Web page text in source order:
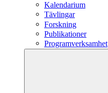
Kalendarium
Tävlingar
Forskning
Publikationer
Programverksamhet